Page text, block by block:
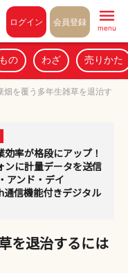
ログイン 会員登録
menu
もの わざ 売りかた
畑を覆う多年生雑草を退治す
効率が格段にアップ！
ンに計量データを送信
アンド・デイ
通信機能付きデジタル
を退治するには